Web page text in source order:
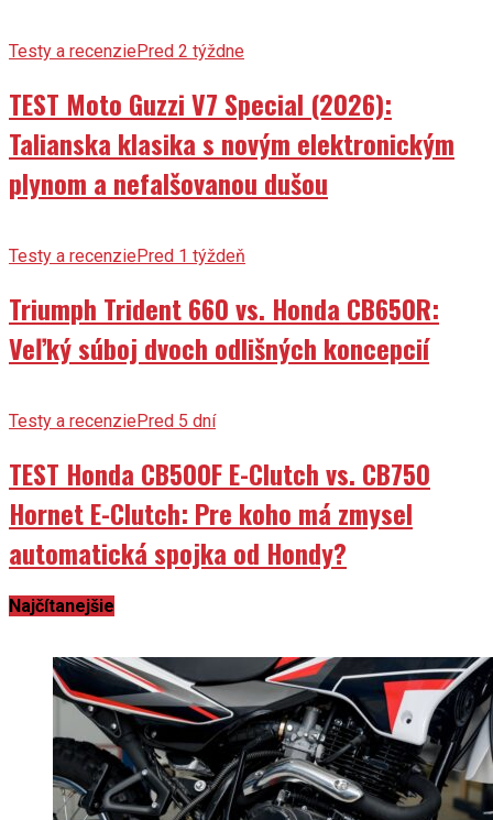
Testy a recenziePred 2 týždne
TEST Moto Guzzi V7 Special (2026):
Talianska klasika s novým elektronickým
plynom a nefalšovanou dušou
Testy a recenziePred 1 týždeň
Triumph Trident 660 vs. Honda CB650R:
Veľký súboj dvoch odlišných koncepcií
Testy a recenziePred 5 dní
TEST Honda CB500F E-Clutch vs. CB750
Hornet E-Clutch: Pre koho má zmysel
automatická spojka od Hondy?
Najčítanejšie